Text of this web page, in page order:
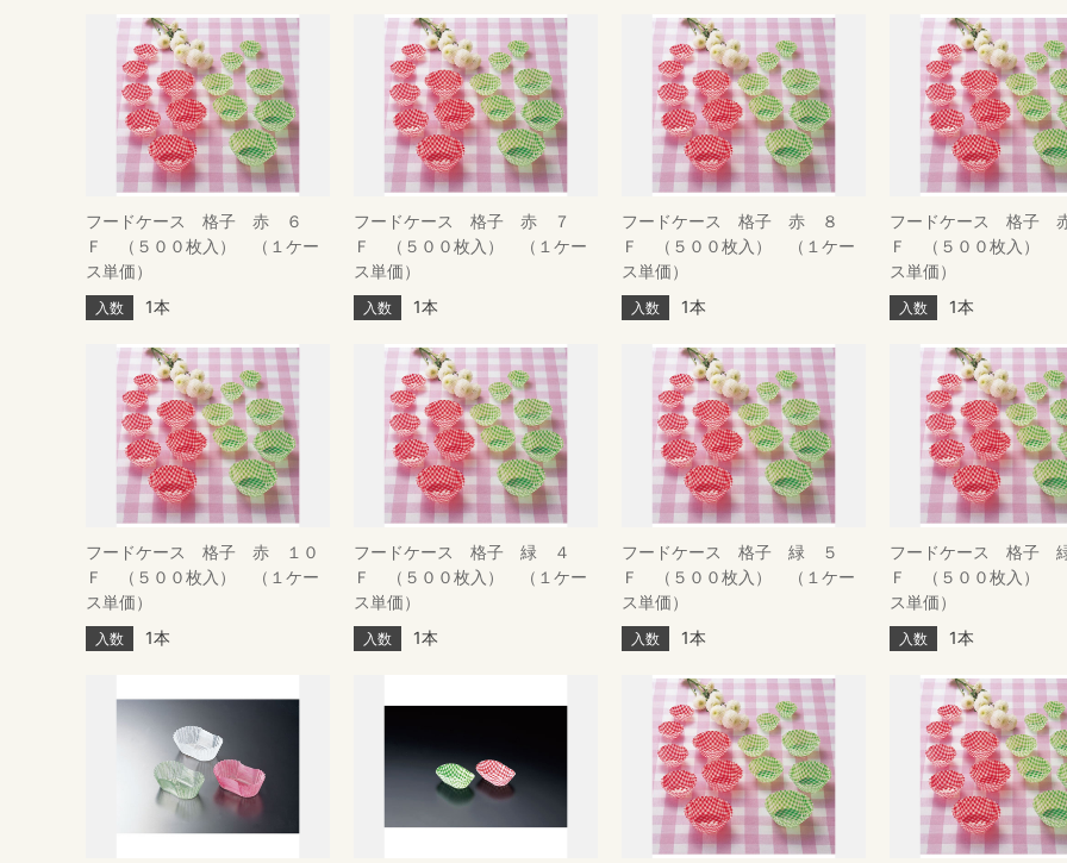
フードケース 格子 赤 ６
Ｆ （５００枚入） （１ケー
ス単価）
入数 1本
フードケース 格子 赤 ７
Ｆ （５００枚入） （１ケー
ス単価）
入数 1本
フードケース 格子 赤 ８
Ｆ （５００枚入） （１ケー
ス単価）
入数 1本
フードケース 格子
Ｆ （５００枚入）
ス単価）
入数 1本
フードケース 格子 赤 １０
Ｆ （５００枚入） （１ケー
ス単価）
入数 1本
フードケース 格子 緑 ４
Ｆ （５００枚入） （１ケー
ス単価）
入数 1本
フードケース 格子 緑 ５
Ｆ （５００枚入） （１ケー
ス単価）
入数 1本
フードケース 格子
Ｆ （５００枚入）
ス単価）
入数 1本